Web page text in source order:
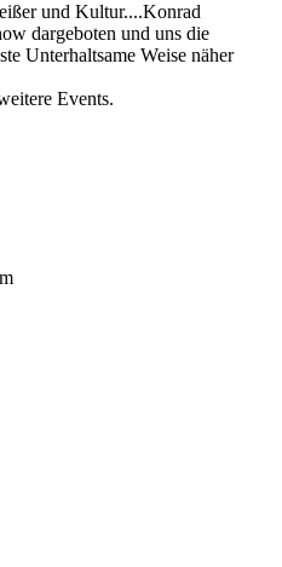
und Kultur....Konrad
dargeboten und uns die
Unterhaltsame Weise näher
Events.